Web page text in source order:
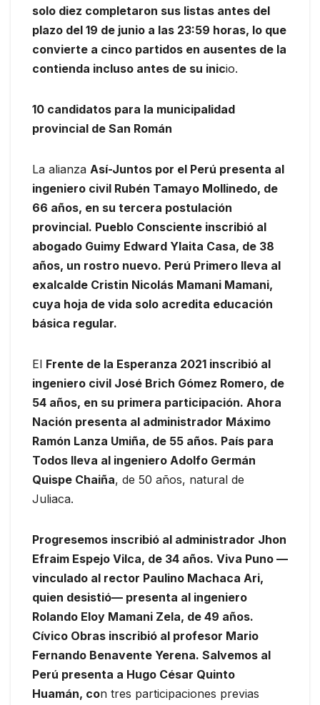
solo diez completaron sus listas antes del
plazo del 19 de junio a las 23:59 horas, lo que
convierte a cinco partidos en ausentes de la
contienda incluso antes de su inicio.
10 candidatos para la municipalidad
provincial de San Román
La alianza Así-Juntos por el Perú presenta al
ingeniero civil Rubén Tamayo Mollinedo, de
66 años, en su tercera postulación
provincial. Pueblo Consciente inscribió al
abogado Guimy Edward Ylaita Casa, de 38
años, un rostro nuevo. Perú Primero lleva al
exalcalde Cristin Nicolás Mamani Mamani,
cuya hoja de vida solo acredita educación
básica regular.
El Frente de la Esperanza 2021 inscribió al
ingeniero civil José Brich Gómez Romero, de
54 años, en su primera participación. Ahora
Nación presenta al administrador Máximo
Ramón Lanza Umiña, de 55 años. País para
Todos lleva al ingeniero Adolfo Germán
Quispe Chaiña, de 50 años, natural de
Juliaca.
Progresemos inscribió al administrador Jhon
Efraim Espejo Vilca, de 34 años. Viva Puno —
vinculado al rector Paulino Machaca Ari,
quien desistió— presenta al ingeniero
Rolando Eloy Mamani Zela, de 49 años.
Cívico Obras inscribió al profesor Mario
Fernando Benavente Yerena. Salvemos al
Perú presenta a Hugo César Quinto
Huamán, con tres participaciones previas